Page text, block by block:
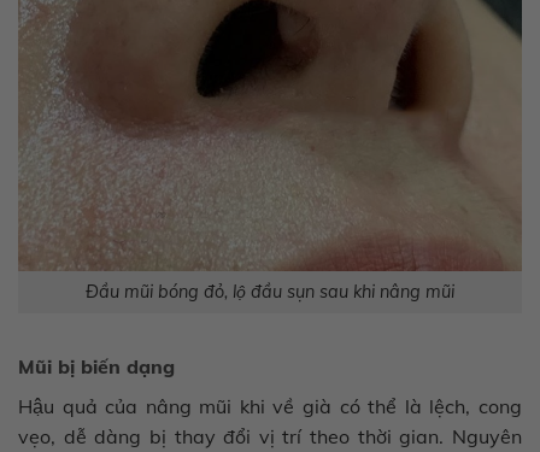
Đầu mũi bóng đỏ, lộ đầu sụn sau khi nâng mũi
Mũi bị biến dạng
Hậu quả của nâng mũi khi về già có thể là lệch, cong
vẹo, dễ dàng bị thay đổi vị trí theo thời gian. Nguyên